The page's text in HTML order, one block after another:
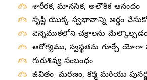
శారీరక, మానసిక, అలౌకిక ఆనందం
సృష్టి యొక్క స్వభావాన్ని అర్థం
వెన్నెముకలోని చక్రాలను మేల్కొల్పడం
ఆరోగ్యము, స్వస్థతను గూర్చే యోగా
గురుశిష్య సంబంధం
జీవితం, మరణం, కర్మ మరియు